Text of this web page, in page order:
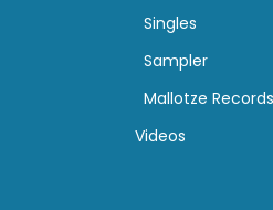
Singles
Sampler
Mallotze Records
Videos